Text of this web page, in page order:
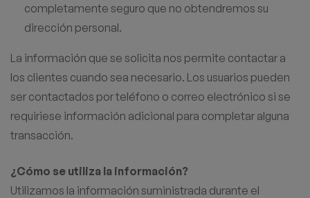
completamente seguro que no obtendremos su
dirección personal.
La información que se solicita nos permite contactar a
los clientes cuando sea necesario. Los usuarios pueden
ser contactados por teléfono o correo electrónico si se
requiriese información adicional para completar alguna
transacción.
¿Cómo se utiliza la información?
Utilizamos la información suministrada durante el